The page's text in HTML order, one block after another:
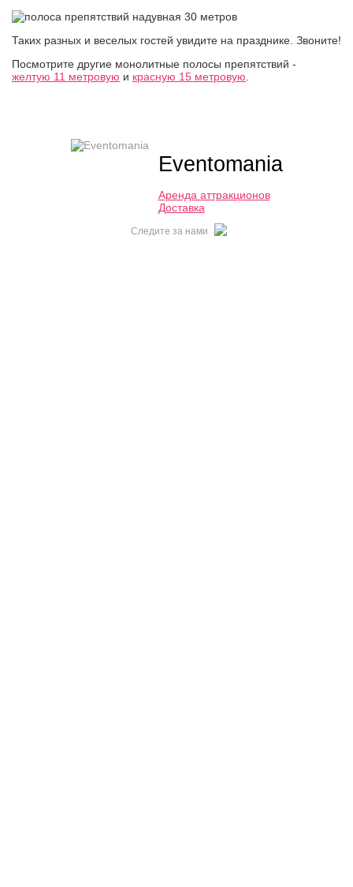
Таких разных и веселых гостей увидите на празднике. Звоните!
Посмотрите другие монолитные полосы препятствий -
желтую 11 метровую и красную 15 метровую
Eventomania
Аренда аттракционов
Доставка
Следите за нами